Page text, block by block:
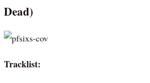
Dead)
Tracklist: